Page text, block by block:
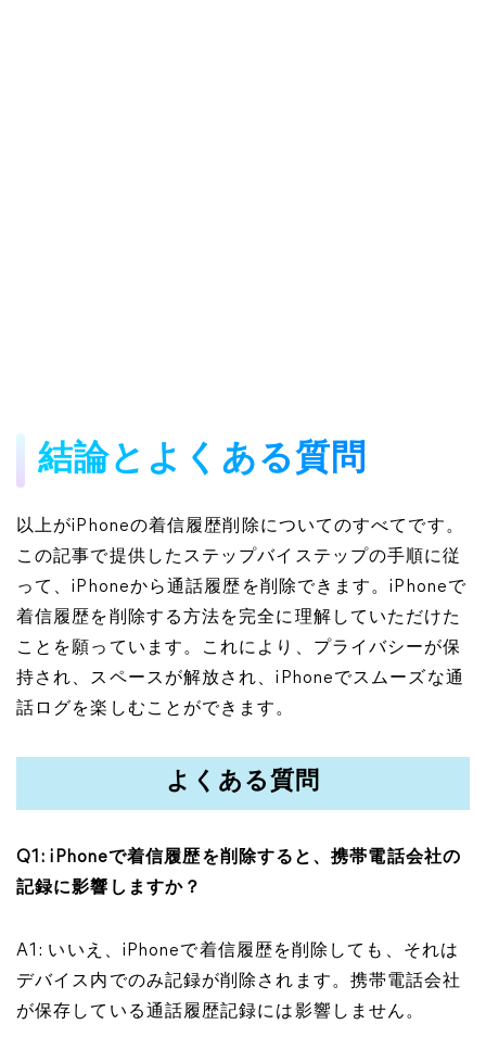
結論と よくある質問
以上がiPhoneの着信履歴削除についてのすべてです。
この記事で提供したステップバイステップの手順に従
って、iPhoneから通話履歴を削除できます。iPhoneで
着信履歴を削除する方法を完全に理解していただけた
ことを願っています。これにより、プライバシーが保
持され、スペースが解放され、iPhoneでスムーズな通
話ログを楽しむことができます。
よくある質問
Q1: iPhoneで着信履歴を削除すると、携帯電話会社の
記録に影響しますか？
A1: いいえ、iPhoneで着信履歴を削除しても、それは
デバイス内でのみ記録が削除されます。携帯電話会社
が保存している通話履歴記録には影響しません。